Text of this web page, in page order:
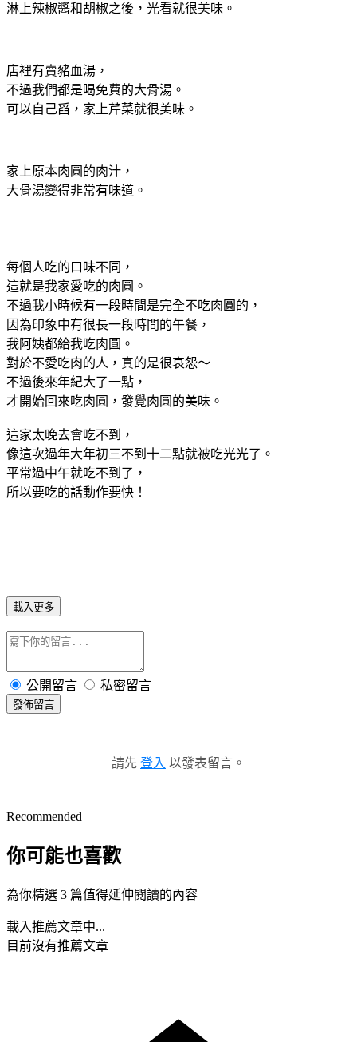
淋上辣椒醬和胡椒之後，光看就很美味。
店裡有賣豬血湯，
不過我們都是喝免費的大骨湯。
可以自己舀，家上芹菜就很美味。
家上原本肉圓的肉汁，
大骨湯變得非常有味道。
每個人吃的口味不同，
這就是我家愛吃的肉圓。
不過我小時候有一段時間是完全不吃肉圓的，
因為印象中有很長一段時間的午餐，
我阿姨都給我吃肉圓。
對於不愛吃肉的人，真的是很哀怨～
不過後來年紀大了一點，
才開始回來吃肉圓，發覺肉圓的美味。
這家太晚去會吃不到，
像這次過年大年初三不到十二點就被吃光光了。
平常過中午就吃不到了，
所以要吃的話動作要快！
載入更多
公開留言 私密留言
發佈留言
請先 登入 以發表留言。
Recommended
你可能也喜歡
為你精選 3 篇值得延伸閱讀的內容
載入推薦文章中...
目前沒有推薦文章